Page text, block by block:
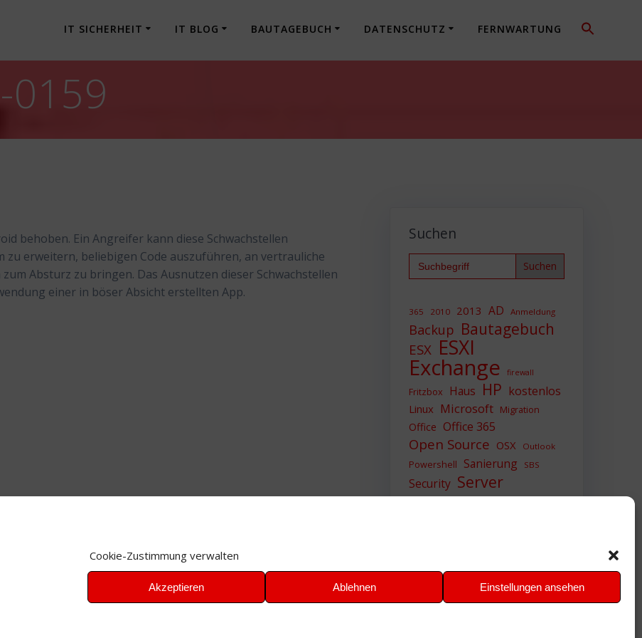
Cookie-Zustimmung verwalten
Akzeptieren Ablehnen Einstellungen ansehen
IT SICHERHEIT IT BLOG BAUTAGEBUCH DATENSCHUTZ FERNWARTUNG
0159
behoben. Ein Angreifer kann diese Schwachstellen
zu erweitern, beliebigen Code auszuführen, an vertrauliche
Absturz zu bringen. Das Ausnutzen dieser Schwachstellen
einer in böser Absicht erstellten App.
Suchen
Search
for:
365 2010 2013 AD Anmeldung
Backup Bautagebuch
ESX ESXI
Exchange firewall
Fritzbox Haus HP kostenlos
Linux Microsoft Migration
Office Office 365
Open Source OSX Outlook
Powershell Sanierung SBS
Security Server
Sicherheit SIEM
VMWare VPN WAZUH
Windows Zertifikat